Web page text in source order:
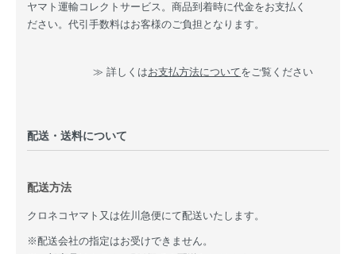
ヤマト運輸コレクトサービス。商品到着時に代金をお支払く
ださい。代引手数料はお客様のご負担となります。
≫ 詳しくはお支払方法についてをご覧ください
配送・送料について
配送方法
クロネコヤマト又は佐川急便にて配送いたします。
※配送会社の指定はお受けできません。